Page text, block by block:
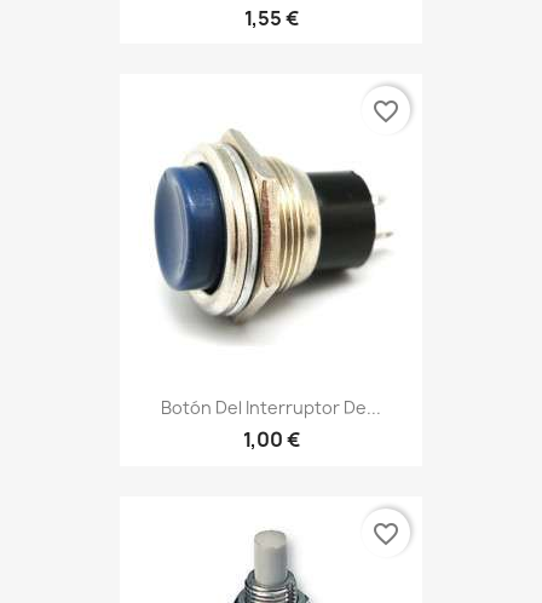
1,55 €
Botón Del Interruptor De...
1,00 €
favorite_border
favorite_border